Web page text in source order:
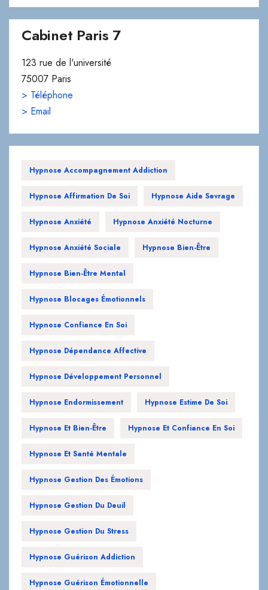
Cabinet Paris 7
123 rue de l'université
75007 Paris
> Téléphone
> Email
Hypnose Accompagnement Addiction
Hypnose Affirmation De Soi Hypnose Aide Sevrage
Hypnose Anxiété Hypnose Anxiété Nocturne
Hypnose Anxiété Sociale Hypnose Bien-Être
Hypnose Bien-Être Mental
Hypnose Blocages Émotionnels
Hypnose Confiance En Soi
Hypnose Dépendance Affective
Hypnose Développement Personnel
Hypnose Endormissement Hypnose Estime De Soi
Hypnose Et Bien-Être Hypnose Et Confiance En Soi
Hypnose Et Santé Mentale
Hypnose Gestion Des Émotions
Hypnose Gestion Du Deuil
Hypnose Gestion Du Stress
Hypnose Guérison Addiction
Hypnose Guérison Émotionnelle